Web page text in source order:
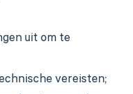
uit om te
vereisten;